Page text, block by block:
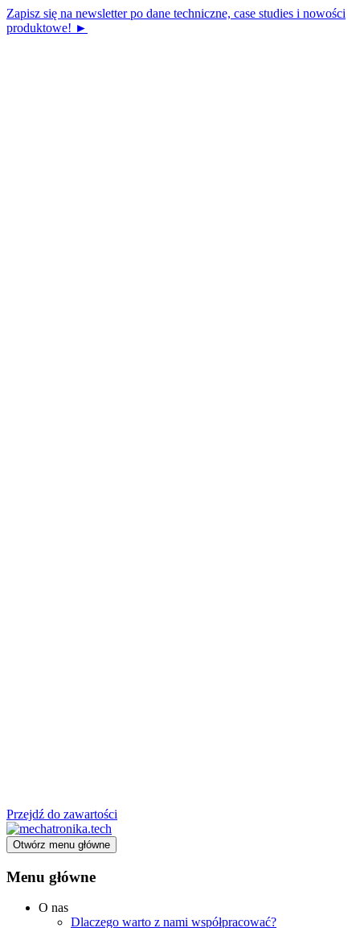
Zapisz się na newsletter po dane techniczne, case studies i nowości
produktowe! ►
Przejdź do zawartości
Otwórz menu główne
Menu główne
O nas
Dlaczego warto z nami współpracować?